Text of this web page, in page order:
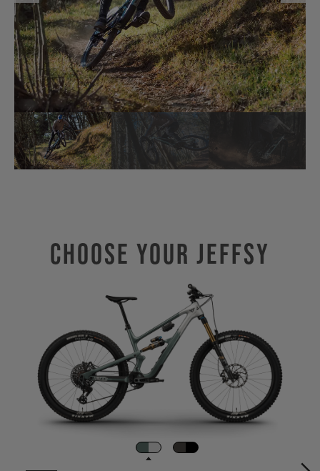
Choose Your JEFFSY